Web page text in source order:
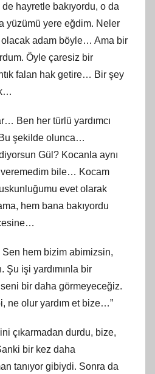
de hayretle bakıyordu, o da
yüzümü yere eğdim. Neler
adam böyle… Ama bir
Öyle çaresiz bir
falan hak getire… Bir şey
Ben her türlü yardımcı
şekilde olunca…
Gül? Kocanla aynı
bile… Kocam
evet olarak
hem bana bakıyordu
Sen hem bizim abimizsin,
Şu işi yardımınla bir
bir daha görmeyeceğiz.
ne olur yardım et bize…”
çıkarmadan durdu, bize,
bir kez daha
tanıyor gibiydi. Sonra da